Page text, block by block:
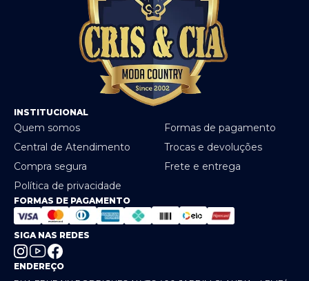
INSTITUCIONAL
Quem somos
Formas de pagamento
Central de Atendimento
Trocas e devoluções
Compra segura
Frete e entrega
Política de privacidade
FORMAS DE PAGAMENTO
SIGA NAS REDES
ENDEREÇO